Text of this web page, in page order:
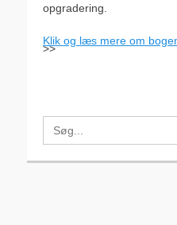
opgradering.
Klik og læs mere om
>>
Search
for: